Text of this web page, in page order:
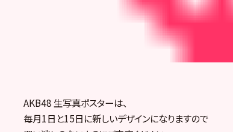
AKB48 生写真ポスターは、
毎月1日と15日に新しいデザインになりますので